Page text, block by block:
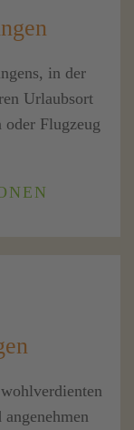
in der
Urlaubsort
oder Flugzeug